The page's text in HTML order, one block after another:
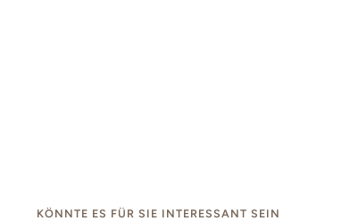
KÖNNTE ES FÜR SIE INTERESSANT SEIN